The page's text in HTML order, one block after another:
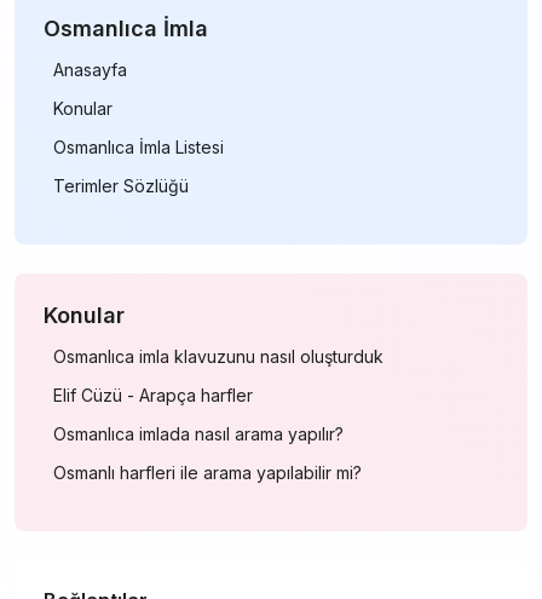
Osmanlıca İmla
Anasayfa
Konular
Osmanlıca İmla Listesi
Terimler Sözlüğü
Konular
Osmanlıca imla klavuzunu nasıl oluşturduk
Elif Cüzü - Arapça harfler
Osmanlıca imlada nasıl arama yapılır?
Osmanlı harfleri ile arama yapılabilir mi?